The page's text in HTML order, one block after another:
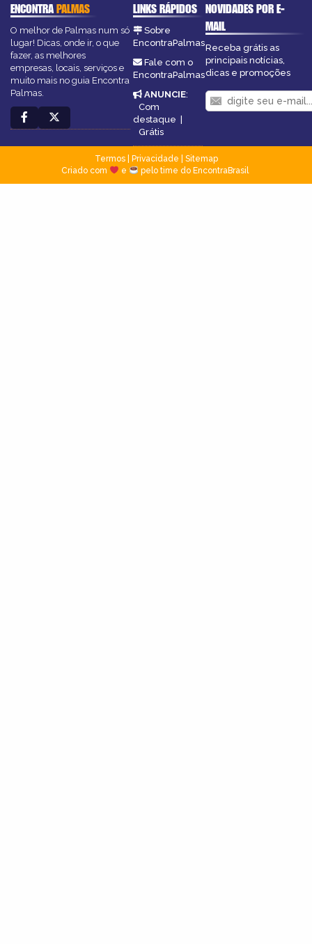
ENCONTRAPALMAS
O melhor de Palmas num só
lugar! Dicas, onde ir, o que
fazer, as melhores
empresas, locais, serviços e
muito mais no guia Encontra
Palmas.
LINKS RÁPIDOS
Sobre
EncontraPalmas
Fale com o
EncontraPalmas
ANUNCIE:
Com
destaque |
Grátis
NOVIDADES POR E-
MAIL
Receba grátis as
principais notícias,
dicas e promoções
Termos| Privacidade
Sitemap
Criado com
e pelo time do EncontraBrasil